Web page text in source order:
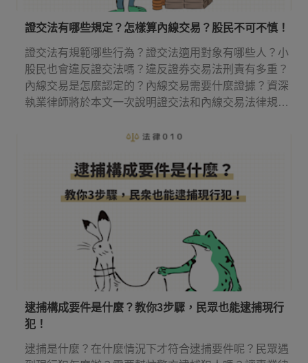
證交法有哪些規定？怎樣算內線交易？股民不可不慎！
證交法有規範哪些行為？證交法適用對象有哪些人？小
股民也會違反證交法嗎？違反證券交易法刑責有多重？
內線交易是怎麼認定的？內線交易需要什麼證據？資深
執業律師將於本文一次說明證交法和內線交易法律規
逮捕構成要件是什麼？教你3步驟，民眾也能逮捕現行
犯！
逮捕是什麼？在什麼情況下才符合逮捕要件呢？民眾遇